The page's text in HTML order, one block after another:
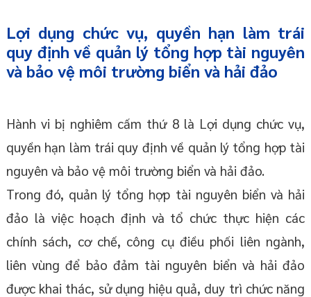
Lợi dụng chức vụ, quyền hạn làm trái
quy định về quản lý tổng hợp tài nguyên
và bảo vệ môi trường biển và hải đảo
Hành vi bị nghiêm cấm thứ 8 là Lợi dụng chức vụ,
quyền hạn làm trái quy định về quản lý tổng hợp tài
nguyên và bảo vệ môi trường biển và hải đảo.
Trong đó, quản lý tổng hợp tài nguyên biển và hải
đảo là việc hoạch định và tổ chức thực hiện các
chính sách, cơ chế, công cụ điều phối liên ngành,
liên vùng để bảo đảm tài nguyên biển và hải đảo
được khai thác, sử dụng hiệu quả, duy trì chức năng